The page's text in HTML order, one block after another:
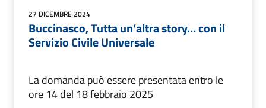
27 DICEMBRE 2024
Buccinasco, Tutta un’altra story… con il
Servizio Civile Universale
La domanda può essere presentata entro le
ore 14 del 18 febbraio 2025